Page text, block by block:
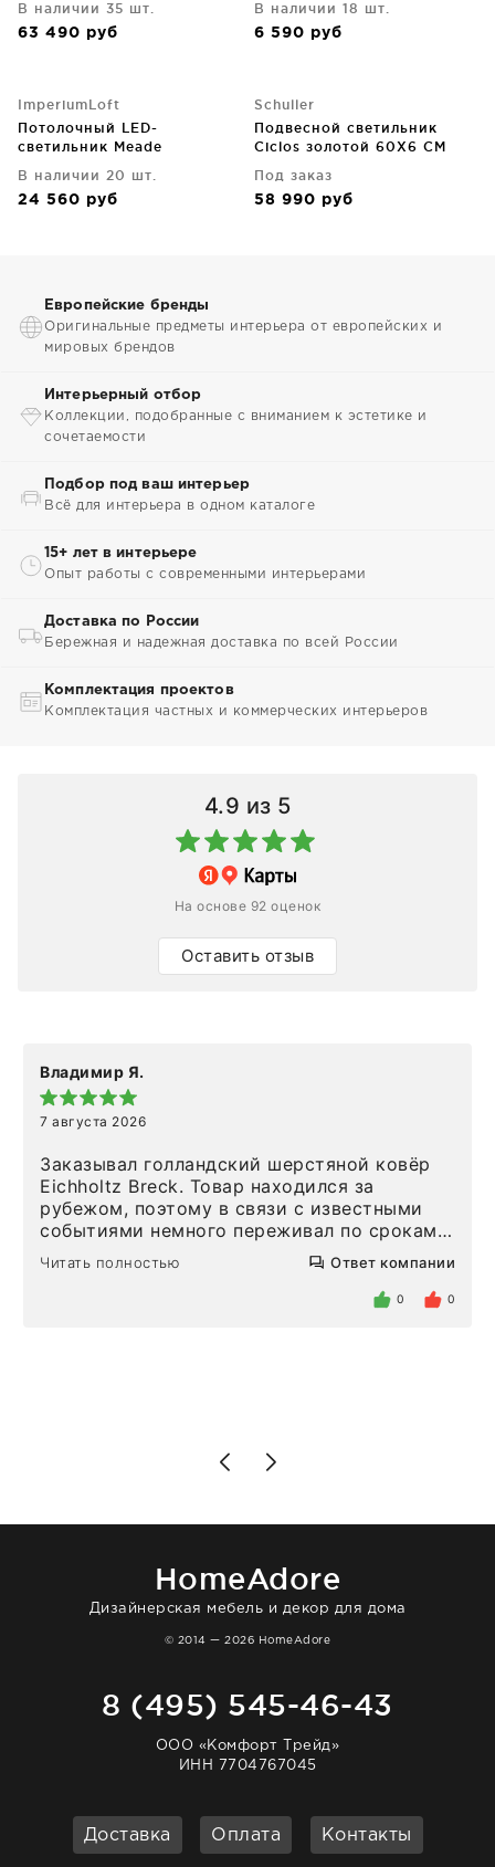
В наличии 35 шт.
63 490 руб
В наличии 18 шт.
6 590 руб
ImperiumLoft
Потолочный LED-
светильник Meade
В наличии 20 шт.
24 560 руб
Schuller
Подвесной светильник
Ciclos золотой 60X6 CM
Под заказ
58 990 руб
Европейские бренды
Оригинальные предметы интерьера от европейских и
мировых брендов
Интерьерный отбор
Коллекции, подобранные с вниманием к эстетике и
сочетаемости
Подбор под ваш интерьер
Всё для интерьера в одном каталоге
15+ лет в интерьере
Опыт работы с современными интерьерами
Доставка по России
Бережная и надежная доставка по всей России
Комплектация проектов
Комплектация частных и коммерческих интерьеров
4.9 из 5
На основе 92 оценок
Оставить отзыв
Владимир Я.
7 августа 2026
Заказывал голландский шерстяной ковёр
Eichholtz Breck. Товар находился за
рубежом, поэтому в связи с известными
событиями немного переживал по срокам.
Но homeadore привезли ровно в
определенное в договоре время, без
то качество выше всяких похвал. Выглядит
Читать полностью Ответ компании
0 0
HomeAdore
Дизайнерская мебель и декор для дома
© 2014 — 2026 HomeAdore
8 (495) 545-46-43
ООО «Комфорт Трейд»
ИНН 7704767045
Доставка Оплата Контакты